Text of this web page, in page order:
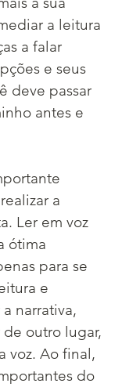
a leitura
a falar
e seus
deve passar
antes e
a
Ler em voz
ótima
para se
e
narrativa,
de outro lugar,
voz. Ao final,
do